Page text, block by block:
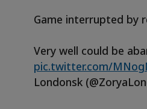
Game interrupted by
Very well could be
pic.twitter.com/
Londonsk